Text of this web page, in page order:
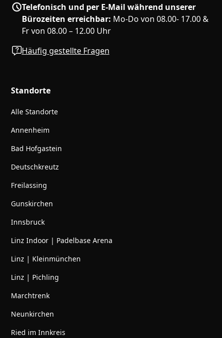
Telefonisch und per E-Mail während unserer
Bürozeiten erreichbar: Mo-Do von 08.00- 17.00 &
Fr von 08.00 – 12.00 Uhr
Häufig gestellte Fragen
Standorte
Alle Standorte
Annenheim
Bad Hofgastein
Deutschkreutz
Freilassing
Gunskirchen
Innsbruck
Linz Indoor | Padelbase Arena
Linz | Kleinmünchen
Linz | Pichling
Marchtrenk
Neunkirchen
Ried im Innkreis